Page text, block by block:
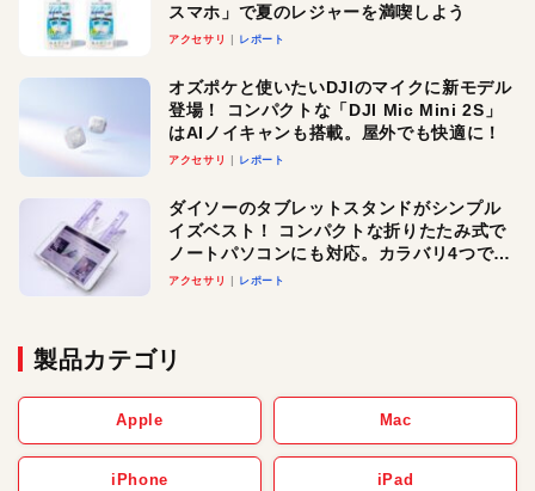
スマホ」で夏のレジャーを満喫しよう
アクセサリ レポート
オズポケと使いたいDJIのマイクに新モデル
登場！ コンパクトな「DJI Mic Mini 2S」
はAIノイキャンも搭載。屋外でも快適に！
アクセサリ レポート
ダイソーのタブレットスタンドがシンプル
イズベスト！ コンパクトな折りたたみ式で
ノートパソコンにも対応。カラバリ4つで選
べる楽しさも
アクセサリ レポート
製品カテゴリ
Apple Mac
iPhone iPad